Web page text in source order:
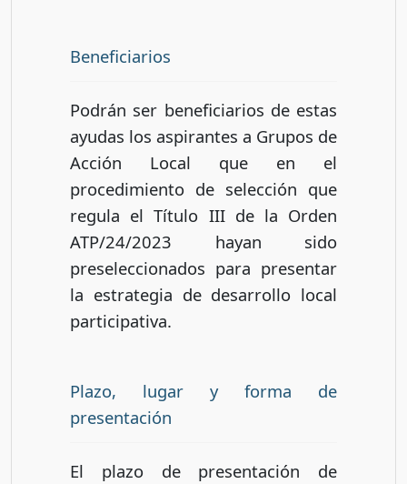
Beneficiarios
Podrán ser beneficiarios de estas
ayudas los aspirantes a Grupos de
Acción Local que en el
procedimiento de selección que
regula el Título III de la Orden
ATP/24/2023 hayan sido
preseleccionados para presentar
la estrategia de desarrollo local
participativa.
Plazo, lugar y forma de
presentación
El plazo de presentación de